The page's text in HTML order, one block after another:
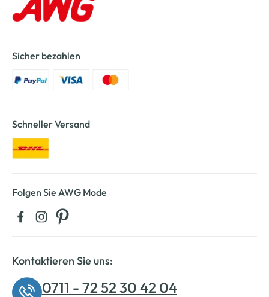
Sicher bezahlen
Schneller Versand
Folgen Sie AWG Mode
Kontaktieren Sie uns:
0711 - 72 52 30 42 04